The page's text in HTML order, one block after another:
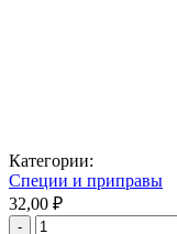
Категории:
Специи и приправы
32,00 ₽